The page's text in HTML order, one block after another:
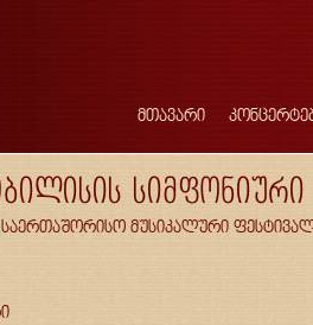
მთავარი
საერთაშორისო მუსიკალური